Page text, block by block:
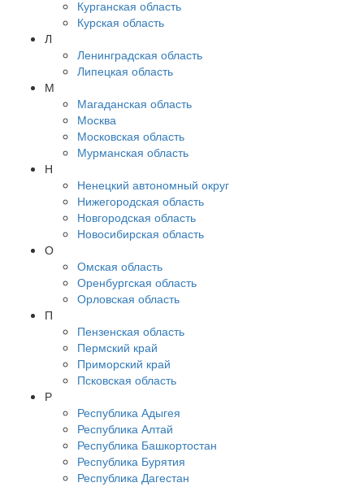
Курганская область
Курская область
Л
Ленинградская область
Липецкая область
М
Магаданская область
Москва
Московская область
Мурманская область
Н
Ненецкий автономный округ
Нижегородская область
Новгородская область
Новосибирская область
О
Омская область
Оренбургская область
Орловская область
П
Пензенская область
Пермский край
Приморский край
Псковская область
Р
Республика Адыгея
Республика Алтай
Республика Башкортостан
Республика Бурятия
Республика Дагестан